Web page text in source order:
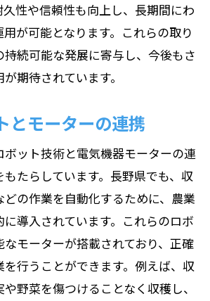
性や信頼性も向上し、長期間にわ
が可能となります。これらの取り
続可能な発展に寄与し、今後もさ
期待されています。
とモーターの連携
ット技術と電気機器モーターの連
たらしています。長野県でも、収
の作業を自動化するために、農業
導入されています。これらのロボ
なモーターが搭載されており、正確
行うことができます。例えば、収
野菜を傷つけることなく収穫し、